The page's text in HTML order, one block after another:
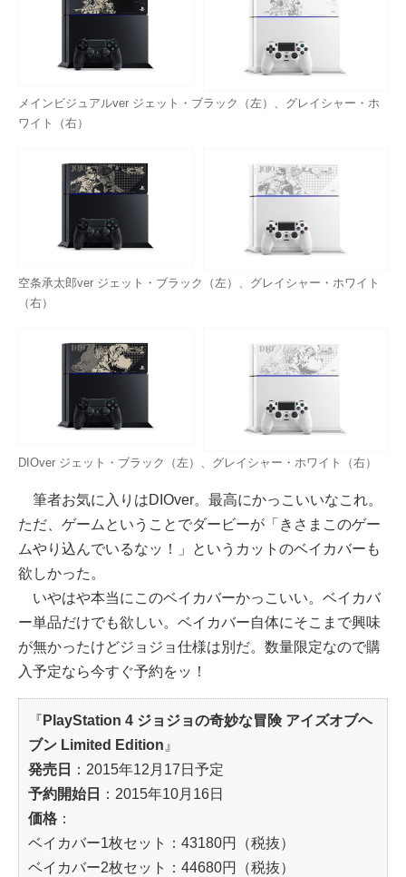
メインビジュアルver ジェット・ブラック（左）、グレイシャー・ホ
ワイト（右）
空条承太郎ver ジェット・ブラック（左）、グレイシャー・ホワイト
（右）
DIOver ジェット・ブラック（左）、グレイシャー・ホワイト（右）
筆者お気に入りはDIOver。最高にかっこいいなこれ。
ただ、ゲームということでダービーが「きさまこのゲー
ムやり込んでいるなッ！」というカットのベイカバーも
欲しかった。
いやはや本当にこのベイカバーかっこいい。ベイカバ
ー単品だけでも欲しい。ベイカバー自体にそこまで興味
が無かったけどジョジョ仕様は別だ。数量限定なので購
入予定なら今すぐ予約をッ！
『 PlayStation 4 ジョジョの奇妙な冒険 アイズオブヘ
ブン Limited Edition』
発売日
：2015年12月17日予定
予約開始日
：2015年10月16日
価格 ：
ベイカバー1枚セット：43180円（税抜）
ベイカバー2枚セット：44680円（税抜）